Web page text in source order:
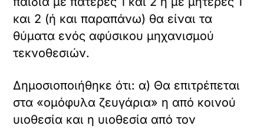
και 2 (ή και παραπάνω) θα είναι τα
θύματα ενός αφύσικου μηχανισμού
τεκνοθεσιών.
Δημοσιοποιήθηκε ότι: α) Θα επιτρέπεται
στα «ομόφυλα ζευγάρια» η από κοινού
υιοθεσία και η υιοθεσία από τον